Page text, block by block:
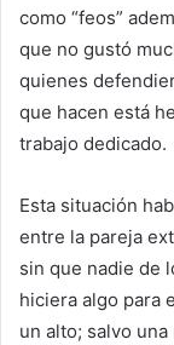
como “feos”
que no gustó
quienes
que hacen está
trabajo dedicado.
Esta situación
entre la pareja
sin que nadie de
hiciera algo para
un alto; salvo